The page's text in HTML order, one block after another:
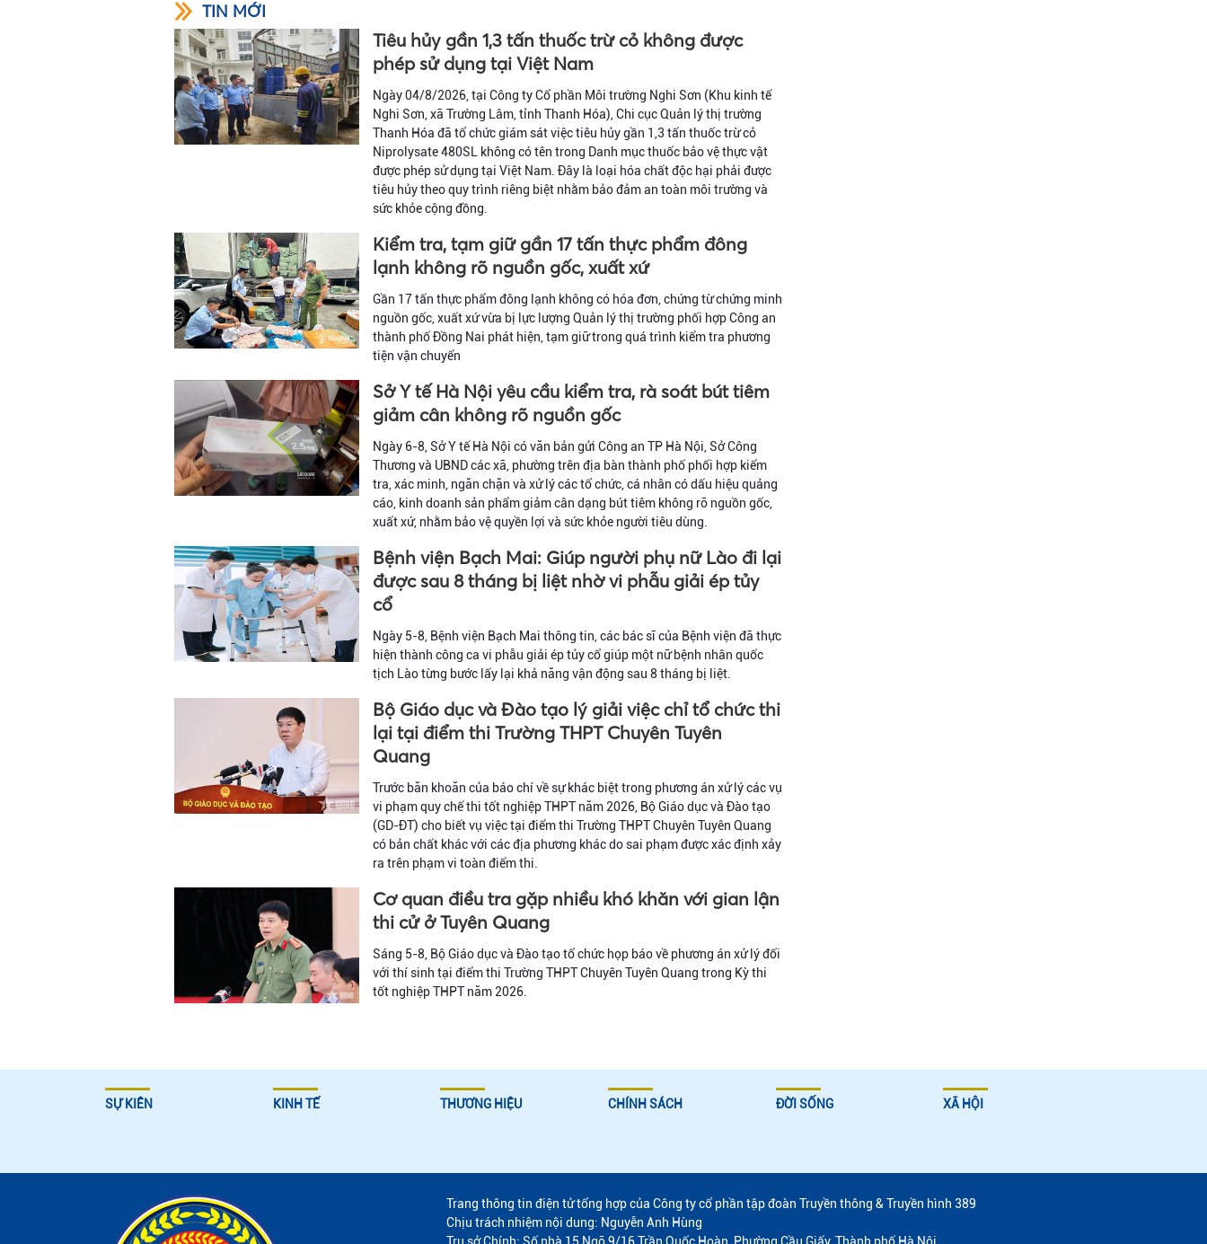
TIN MỚI
Tiêu hủy gần 1,3 tấn thuốc trừ cỏ không được
phép sử dụng tại Việt Nam
Ngày 04/8/2026, tại Công ty Cổ phần Môi trường Nghi Sơn (Khu kinh tế
Nghi Sơn, xã Trường Lâm, tỉnh Thanh Hóa), Chi cục Quản lý thị trường
Thanh Hóa đã tổ chức giám sát việc tiêu hủy gần 1,3 tấn thuốc trừ cỏ
Niprolysate 480SL không có tên trong Danh mục thuốc bảo vệ thực vật
được phép sử dụng tại Việt Nam. Đây là loại hóa chất độc hại phải được
tiêu hủy theo quy trình riêng biệt nhằm bảo đảm an toàn môi trường và
sức khỏe cộng đồng.
Kiểm tra, tạm giữ gần 17 tấn thực phẩm đông
lạnh không rõ nguồn gốc, xuất xứ
Gần 17 tấn thực phẩm đông lạnh không có hóa đơn, chứng từ chứng minh
nguồn gốc, xuất xứ vừa bị lực lượng Quản lý thị trường phối hợp Công an
thành phố Đồng Nai phát hiện, tạm giữ trong quá trình kiểm tra phương
tiện vận chuyển
Sở Y tế Hà Nội yêu cầu kiểm tra, rà soát bút tiêm
giảm cân không rõ nguồn gốc
Ngày 6-8, Sở Y tế Hà Nội có văn bản gửi Công an TP Hà Nội, Sở Công
Thương và UBND các xã, phường trên địa bàn thành phố phối hợp kiểm
tra, xác minh, ngăn chặn và xử lý các tổ chức, cá nhân có dấu hiệu quảng
cáo, kinh doanh sản phẩm giảm cân dạng bút tiêm không rõ nguồn gốc,
xuất xứ, nhằm bảo vệ quyền lợi và sức khỏe người tiêu dùng.
Bệnh viện Bạch Mai: Giúp người phụ nữ Lào đi lại
được sau 8 tháng bị liệt nhờ vi phẫu giải ép tủy
cổ
Ngày 5-8, Bệnh viện Bạch Mai thông tin, các bác sĩ của Bệnh viện đã thực
hiện thành công ca vi phẫu giải ép tủy cổ giúp một nữ bệnh nhân quốc
tịch Lào từng bước lấy lại khả năng vận động sau 8 tháng bị liệt.
Bộ Giáo dục và Đào tạo lý giải việc chỉ tổ chức thi
lại tại điểm thi Trường THPT Chuyên Tuyên
Quang
Trước băn khoăn của báo chí về sự khác biệt trong phương án xử lý các vụ
vi phạm quy chế thi tốt nghiệp THPT năm 2026, Bộ Giáo dục và Đào tạo
(GD-ĐT) cho biết vụ việc tại điểm thi Trường THPT Chuyên Tuyên Quang
có bản chất khác với các địa phương khác do sai phạm được xác định xảy
ra trên phạm vi toàn điểm thi.
Cơ quan điều tra gặp nhiều khó khăn với gian lận
thi cử ở Tuyên Quang
Sáng 5-8, Bộ Giáo dục và Đào tạo tổ chức họp báo về phương án xử lý đối
với thí sinh tại điểm thi Trường THPT Chuyên Tuyên Quang trong Kỳ thi
tốt nghiệp THPT năm 2026.
SỰ KIÊN KINH TẾ THƯƠNG HIỆU CHÍNH SÁCH ĐỜI SỐNG XÃ HỘI
Trang thông tin điện tử tổng hợp của Công ty cổ phần tập đoàn Truyền thông & Truyền hình 389
Chịu trách nhiệm nội dung: Nguyễn Anh Hùng
Trụ sở Chính: Số nhà 15 Ngõ 9/16 Trần Quốc Hoàn, Phường Cầu Giấy, Thành phố Hà Nội.